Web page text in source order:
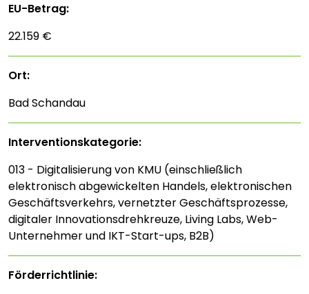
EU-Betrag:
22.159 €
Ort:
Bad Schandau
Interventions­kategorie:
013 - Digitalisierung von KMU (einschließlich
elektronisch abgewickelten Handels, elektronischen
Geschäftsverkehrs, vernetzter Geschäftsprozesse,
digitaler Innovationsdrehkreuze, Living Labs, Web-
Unternehmer und IKT-Start-ups, B2B)
Förderrichtlinie: